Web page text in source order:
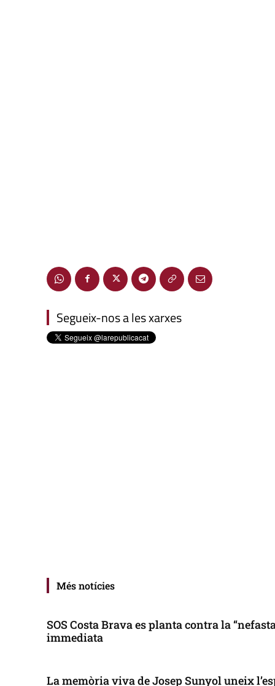
Segueix-nos a les xarxes
Més notícies
SOS Costa Brava es planta contra la
immediata
La memòria viva de Josep Sunyol uneix